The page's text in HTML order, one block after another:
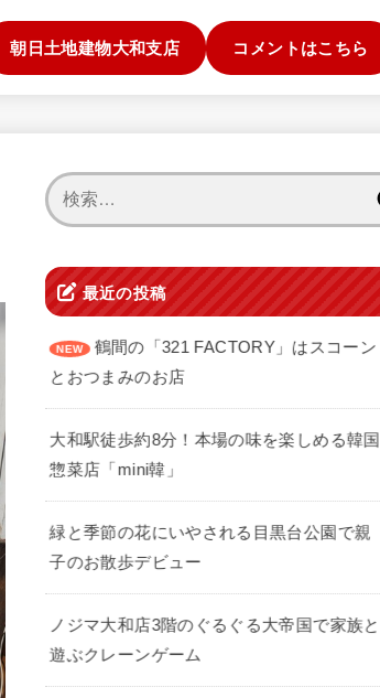
朝日土地建物大和支店 コメントはこちら
最近の投稿
鶴間の「321 FACTORY」はスコーン
とおつまみのお店
大和駅徒歩約8分！本場の味を楽しめる韓国
惣菜店「mini韓」
緑と季節の花にいやされる目黒台公園で親
子のお散歩デビュー
ノジマ大和店3階のぐるぐる大帝国で家族と
遊ぶクレーンゲーム